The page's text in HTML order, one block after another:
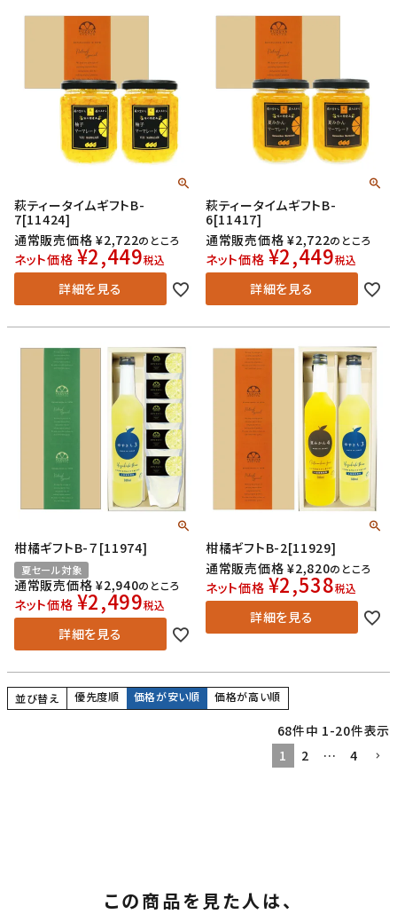
萩ティータイムギフトB-
7[11424]
通常販売価格 ¥2,722のところ
ネット価格 ¥2,449税込
詳細を見る
萩ティータイムギフトB-
6[11417]
通常販売価格 ¥2,722のところ
ネット価格 ¥2,449税込
詳細を見る
柑橘ギフトB-７[11974]
夏セール対象
通常販売価格 ¥2,940のところ
ネット価格 ¥2,499税込
詳細を見る
柑橘ギフトB-2[11929]
通常販売価格 ¥2,820のところ
ネット価格 ¥2,538税込
詳細を見る
並び替え 優先度順 価格が安い順 価格が高い順
68件中 1-20件表示
1
2 … 4
この商品を見た人は、